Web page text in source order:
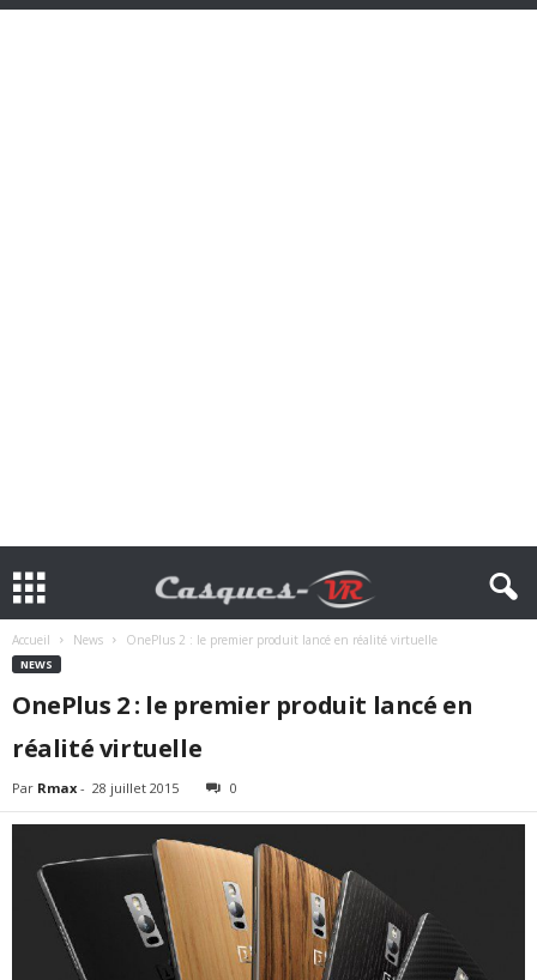
Accueil News OnePlus 2 : le premier produit lancé en réalité virtuelle
NEWS
OnePlus 2 : le premier produit lancé en
réalité virtuelle
Par Rmax - 28 juillet 2015 0